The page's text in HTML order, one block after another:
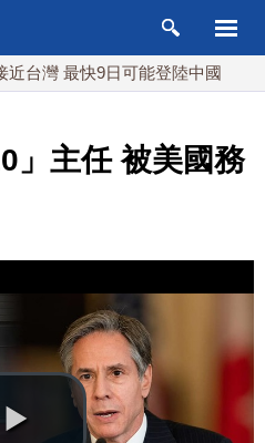
最快9日可能登陸中國
」主任 被美國務